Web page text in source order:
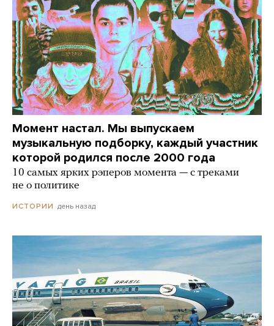
Момент настал. Мы выпускаем
музыкальную подборку, каждый участник
которой родился после 2000 года
10 самых ярких рэперов момента — с треками
не о политике
ИСТОРИИ день назад